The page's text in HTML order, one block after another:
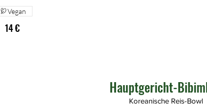
14 €
Vegan
Hauptgericht-
Koreanische Reis-Bowl